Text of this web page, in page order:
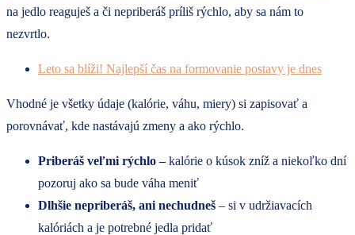
na jedlo reaguješ a či nepriberáš príliš rýchlo, aby sa nám to
nezvrtlo.
Leto sa blíži! Najlepší čas na formovanie postavy je dnes
Vhodné je všetky údaje (kalórie, váhu, miery) si zapisovať a
porovnávať, kde nastávajú zmeny a ako rýchlo.
Priberáš veľmi rýchlo –kalórie o kúsok zníž a niekoľko dní
pozoruj ako sa bude váha meniť
Dlhšie nepriberáš, ani nechudneš – si v udržiavacích
kalóriách a je potrebné jedla pridať